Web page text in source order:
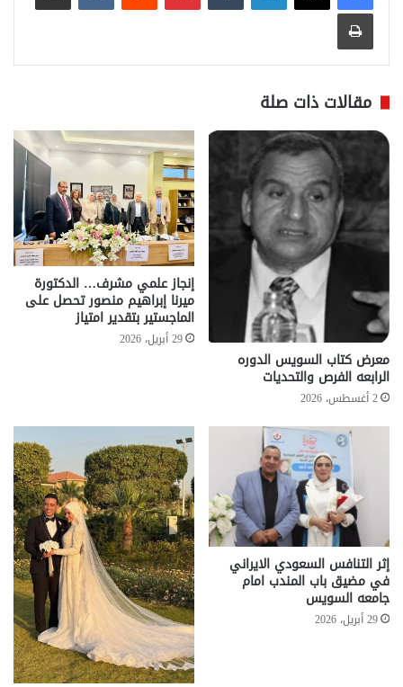
طباعة
مقالات ذات صلة
معرض كتاب السويس الدوره
الرابعه الفرص والتحديات
2 أغسطس، 2026
إنجاز علمي مشرف… الدكتورة
ميرنا إبراهيم منصور تحصل على
الماجستير بتقدير امتياز
29 أبريل، 2026
إثر التنافس السعودي الايراني
في مضيق باب المندب امام
جامعه السويس
29 أبريل، 2026